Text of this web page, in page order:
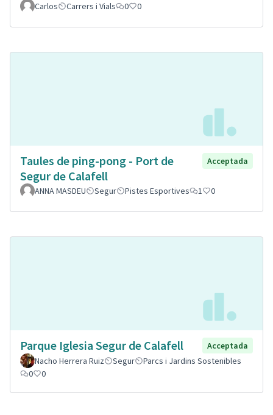
Carlos Carrers i Vials 0 0
Taules de ping-pong - Port de
Segur de Calafell
Acceptada
ANNA MASDEU Segur Pistes Esportives 1 0
Parque Iglesia Segur de Calafell
Acceptada
Nacho Herrera Ruiz
Segur
Parcs i Jardins Sostenibles
0
0